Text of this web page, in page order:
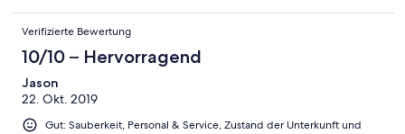
abgepackte Marmelade...Das Frühstück wird dem gehobenen
Hotelpreis nicht gerecht. Das Frühstück wird zum Zimmer
gebracht, was nicht besonders praktisch und komfortabel ist.
Besser wäre ein Restaurant. Das Servicepersonal (Rezeption,
Managerin, Zimmermädchen) war stets freundlich und sehr
bemüht. Der Pool war sehr sauber und angenehm.
Verifizierte Bewertung
10/10 – Hervorragend
Jason
22. Okt. 2019
Gut: Sauberkeit, Personal & Service, Zustand der Unterkunft und